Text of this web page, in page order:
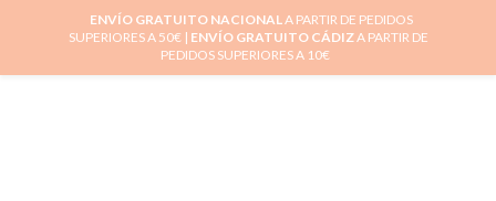
ENVÍO GRATUITO NACIONALA PARTIR DE PEDIDOS
SUPERIORES A 50€ | ENVÍO GRATUITO CÁDIZA PARTIR DE
PEDIDOS SUPERIORES A 10€